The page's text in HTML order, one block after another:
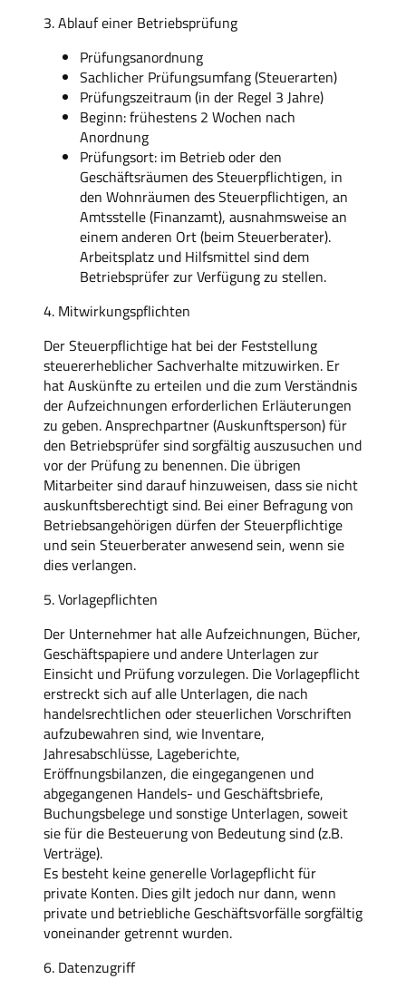
3. Ablauf einer Betriebsprüfung
Prüfungsanordnung
Sachlicher Prüfungsumfang (Steuerarten)
Prüfungszeitraum (in der Regel 3 Jahre)
Beginn: frühestens 2 Wochen nach
Anordnung
Prüfungsort: im Betrieb oder den
Geschäftsräumen des Steuerpflichtigen, in
den Wohnräumen des Steuerpflichtigen, an
Amtsstelle (Finanzamt), ausnahmsweise an
einem anderen Ort (beim Steuerberater).
Arbeitsplatz und Hilfsmittel sind dem
Betriebsprüfer zur Verfügung zu stellen.
4. Mitwirkungspflichten
Der Steuerpflichtige hat bei der Feststellung
steuererheblicher Sachverhalte mitzuwirken. Er
hat Auskünfte zu erteilen und die zum Verständnis
der Aufzeichnungen erforderlichen Erläuterungen
zu geben. Ansprechpartner (Auskunftsperson) für
den Betriebsprüfer sind sorgfältig auszusuchen und
vor der Prüfung zu benennen. Die übrigen
Mitarbeiter sind darauf hinzuweisen, dass sie nicht
auskunftsberechtigt sind. Bei einer Befragung von
Betriebsangehörigen dürfen der Steuerpflichtige
und sein Steuerberater anwesend sein, wenn sie
dies verlangen.
5. Vorlagepflichten
Der Unternehmer hat alle Aufzeichnungen, Bücher,
Geschäftspapiere und andere Unterlagen zur
Einsicht und Prüfung vorzulegen. Die Vorlagepflicht
erstreckt sich auf alle Unterlagen, die nach
handelsrechtlichen oder steuerlichen Vorschriften
aufzubewahren sind, wie Inventare,
Jahresabschlüsse, Lageberichte,
Eröffnungsbilanzen, die eingegangenen und
abgegangenen Handels- und Geschäftsbriefe,
Buchungsbelege und sonstige Unterlagen, soweit
sie für die Besteuerung von Bedeutung sind (z.B.
Verträge).
Es besteht keine generelle Vorlagepflicht für
private Konten. Dies gilt jedoch nur dann, wenn
private und betriebliche Geschäftsvorfälle sorgfältig
voneinander getrennt wurden.
6. Datenzugriff